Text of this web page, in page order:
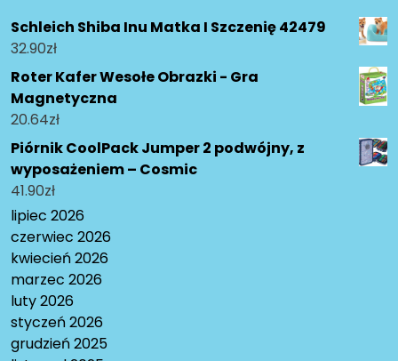
Schleich Shiba Inu Matka I Szczenię 42479
32.90zł
Roter Kafer Wesołe Obrazki - Gra
Magnetyczna
20.64zł
Piórnik CoolPack Jumper 2 podwójny, z
wyposażeniem – Cosmic
41.90zł
lipiec 2026
czerwiec 2026
kwiecień 2026
marzec 2026
luty 2026
styczeń 2026
grudzień 2025